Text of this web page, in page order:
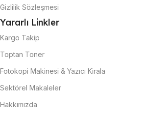
Gizlilik Sözleşmesi
Yararlı Linkler
Kargo Takip
Toptan Toner
Fotokopi Makinesi & Yazıcı Kirala
Sektörel Makaleler
Hakkımızda